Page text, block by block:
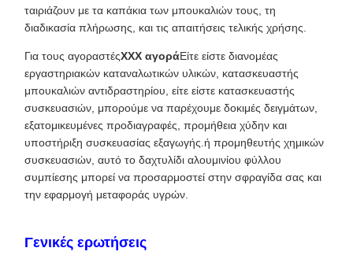
ταιριάζουν με τα καπάκια των μπουκαλιών τους, τη
διαδικασία πλήρωσης, και τις απαιτήσεις τελικής χρήσης.
Για τους αγοραστέςXXX αγοράΕίτε είστε διανομέας
εργαστηριακών καταναλωτικών υλικών, κατασκευαστής
μπουκαλιών αντιδραστηρίου, είτε είστε κατασκευαστής
συσκευασιών, μπορούμε να παρέχουμε δοκιμές δειγμάτων,
εξατομικευμένες προδιαγραφές, προμήθεια χύδην και
υποστήριξη συσκευασίας εξαγωγής.ή προμηθευτής χημικών
συσκευασιών, αυτό το δαχτυλίδι αλουμινίου φύλλου
συμπίεσης μπορεί να προσαρμοστεί στην σφραγίδα σας και
την εφαρμογή μεταφοράς υγρών.
Γενικές ερωτήσεις